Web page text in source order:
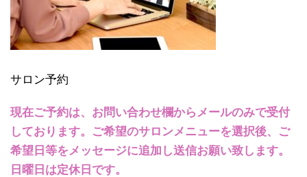
サロン予約
現在ご予約は、お問い合わせ欄からメールのみで受付
しております。ご希望のサロンメニューを選択後、ご
希望日等をメッセージに追加し送信お願い致します。
日曜日は定休日です。